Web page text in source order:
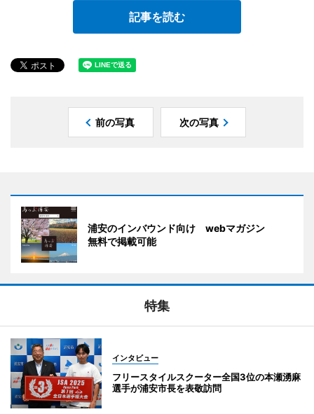
記事を読む
前の写真 次の写真
浦安のインバウンド向け webマガジン
無料で掲載可能
特集
インタビュー
フリースタイルスクーター全国3位の本瀬湧麻
選手が浦安市長を表敬訪問